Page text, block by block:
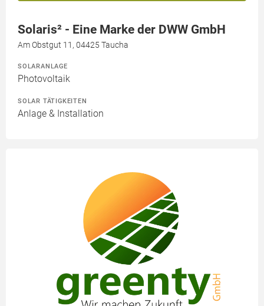
Solaris² - Eine Marke der DWW GmbH
Am Obstgut 11, 04425 Taucha
SOLARANLAGE
Photovoltaik
SOLAR TÄTIGKEITEN
Anlage & Installation